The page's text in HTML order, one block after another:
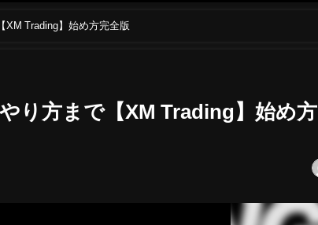
XM Trading】始め方完全版
り方まで【XM Trading】始め方